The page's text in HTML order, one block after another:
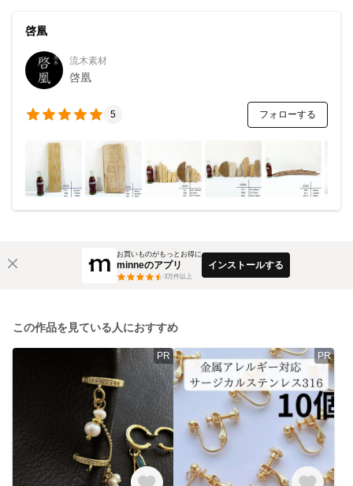
啓凰
流木素材
啓凰
5 フォローする
お買いものがもっとお得に
minneのアプリ
3万件以上
インストールする
この作品を見ている人におすすめ
PR PR